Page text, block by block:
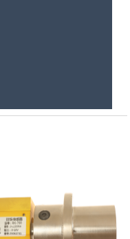
700皮带轮扭矩传感器
0172